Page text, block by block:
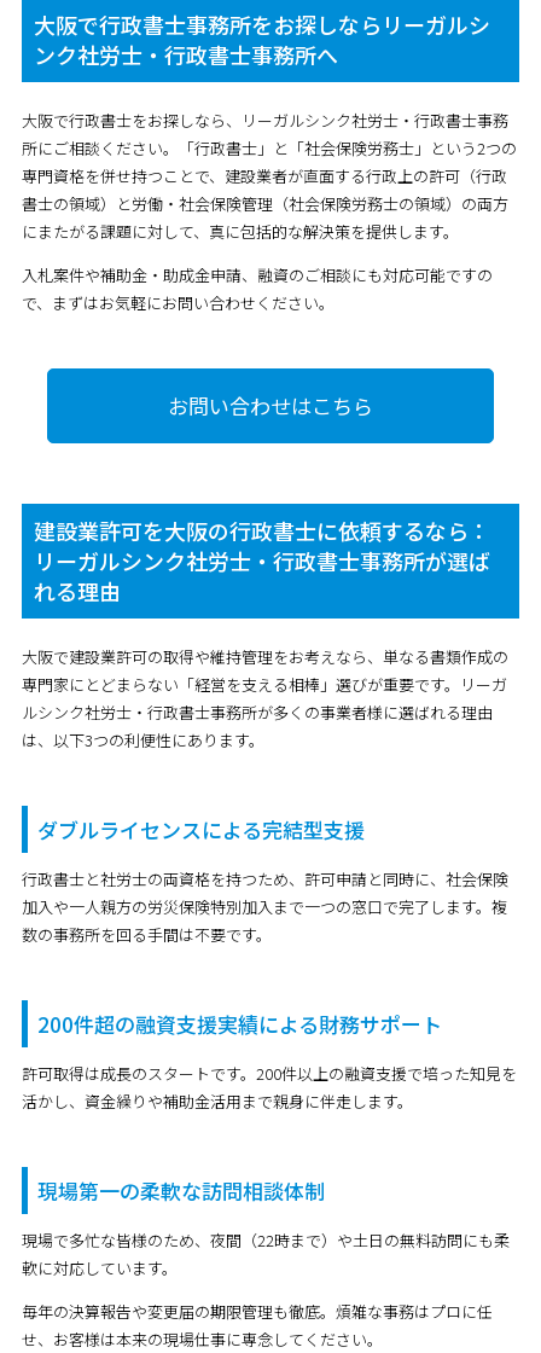
大阪で行政書士事務所をお探しならリーガルシ
ンク社労士・行政書士事務所へ
大阪で行政書士をお探しなら、リーガルシンク社労士・行政書士事務
所にご相談ください。「行政書士」と「社会保険労務士」という2つの
専門資格を併せ持つことで、建設業者が直面する行政上の許可（行政
書士の領域）と労働・社会保険管理（社会保険労務士の領域）の両方
にまたがる課題に対して、真に包括的な解決策を提供します。
入札案件や補助金・助成金申請、融資のご相談にも対応可能ですの
で、まずはお気軽にお問い合わせください。
お問い合わせはこちら
建設業許可を大阪の行政書士に依頼するなら：
リーガルシンク社労士・行政書士事務所が選ば
れる理由
大阪で建設業許可の取得や維持管理をお考えなら、単なる書類作成の
専門家にとどまらない「経営を支える相棒」選びが重要です。リーガ
ルシンク社労士・行政書士事務所が多くの事業者様に選ばれる理由
は、以下3つの利便性にあります。
ダブルライセンスによる完結型支援
行政書士と社労士の両資格を持つため、許可申請と同時に、社会保険
加入や一人親方の労災保険特別加入まで一つの窓口で完了します。複
数の事務所を回る手間は不要です。
200件超の融資支援実績による財務サポート
許可取得は成長のスタートです。200件以上の融資支援で培った知見を
活かし、資金繰りや補助金活用まで親身に伴走します。
現場第一の柔軟な訪問相談体制
現場で多忙な皆様のため、夜間（22時まで）や土日の無料訪問にも柔
軟に対応しています。
毎年の決算報告や変更届の期限管理も徹底。煩雑な事務はプロに任
せ、お客様は本来の現場仕事に専念してください。